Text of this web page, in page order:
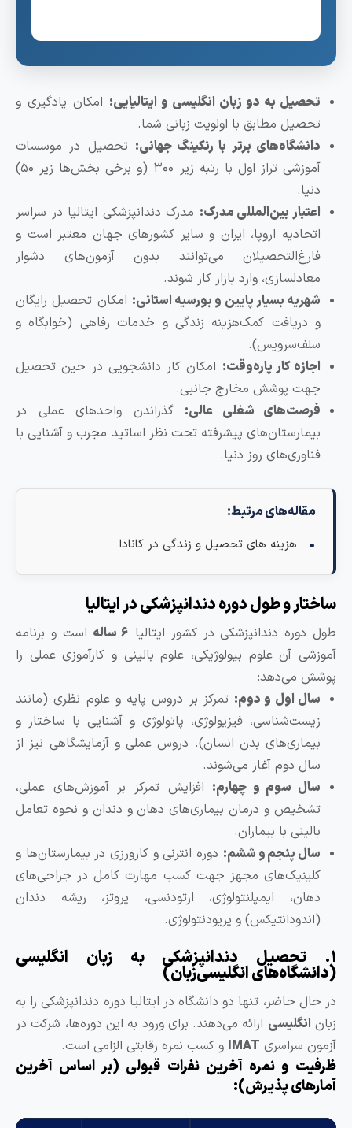
به دو زبان انگلیسی و ایتالیایی:امکان یادگیری و
مطابق با اولویت زبانی شما.
برتر با رنکینگ جهانی: تحصیل در موسسات
آموزشی تراز اول با رتبه زیر ۳۰۰ (و برخی بخش‌ها زیر ۵۰)
بین‌المللی مدرک:مدرک دندانپزشکی ایتالیا در سراسر
اروپا، ایران و سایر کشورهای جهان معتبر است و
می‌توانند بدون آزمون‌های دشوار
وارد بازار کار شوند.
بسیار پایین و بورسیه استانی: امکان تحصیل رایگان
کمک‌هزینه زندگی و خدمات رفاهی (خوابگاه و
کار پاره‌وقت:امکان کار دانشجویی در حین تحصیل
پوشش مخارج جانبی.
شغلی عالی:گذراندن واحدهای عملی در
پیشرفته تحت نظر اساتید مجرب و آشنایی با
روز دنیا.
مرتبط:
هزینه های تحصیل و زندگی در کانادا
و طول دوره دندانپزشکی در ایتالیا
دندانپزشکی در کشور ایتالیا ۶ ساله
است و برنامه
آن علوم بیولوژیکی، علوم بالینی و کارآموزی عملی را
می‌دهد:
اول و دوم:تمرکز بر دروس پایه و علوم نظری (مانند
فیزیولوژی، پاتولوژی و آشنایی با ساختار و
بدن انسان). دروس عملی و آزمایشگاهی نیز از
دوم آغاز می‌شوند.
سوم و چهارم:افزایش تمرکز بر آموزش‌های عملی،
و درمان بیماری‌های دهان و دندان و نحوه تعامل
با بیماران.
پنجم و ششم:دوره انترنی و کارورزی در بیمارستان‌ها و
مجهز جهت کسب مهارت کامل در جراحی‌های
ایمپلنتولوژی، ارتودنسی، پروتز، ریشه دندان
و پریودنتولوژی.
دندانپزشکی به زبان انگلیسی
انگلیسی‌زبان)
حاضر، تنها دو دانشگاه در ایتالیا دوره دندانپزشکی را به
ارائه می‌دهند.برای ورود به این دوره‌ها، شرکت در
سراسری IMATو کسب نمره رقابتی الزامی است.
و نمره آخرین نفرات قبولی (بر اساس آخرین
پذیرش):